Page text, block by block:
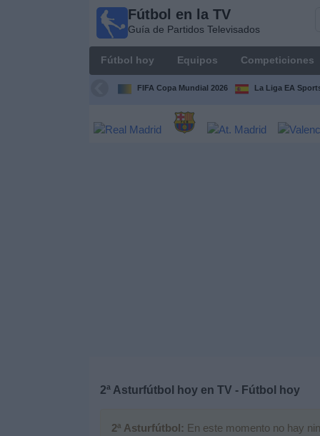
Fútbol en la TV
Guía de Partidos Televisados
Fútbol hoy Equipos Competiciones
FIFA Copa Mundial 2026 La Liga EA
2ª Asturfútbol hoy en TV - Fútbol hoy
2ª Asturfútbol: En este momento no hay